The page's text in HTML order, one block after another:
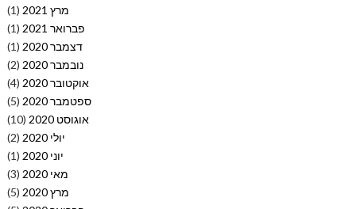
מרץ 2021
(1)
פברואר 2021
(1)
דצמבר 2020
(1)
נובמבר 2020
(2)
אוקטובר 2020
(4)
ספטמבר 2020
(5)
אוגוסט 2020
(10)
יולי 2020
(2)
יוני 2020
(1)
מאי 2020
(3)
מרץ 2020
(5)